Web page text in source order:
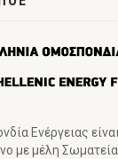
Ενέργειας
με μέλη